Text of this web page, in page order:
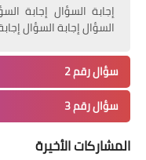
محطات
*بيان صادر عن
إجابة السؤال إجابة
السؤال إجابة السؤال
سؤال رقم 2
سؤال رقم 3
المشاركات الأخيرة